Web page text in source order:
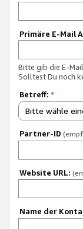
Primäre E-Mail
Bitte gib die E-
Solltest Du noch
Betreff: *
Bitte wähle
Partner-ID
Website URL:
Name der